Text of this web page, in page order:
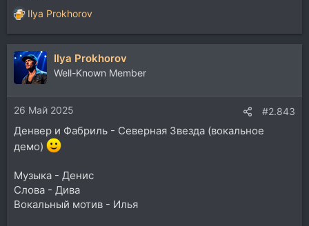
Р
е
а
к
ц
и
и
:
Ilya Prokhorov
Ilya Prokhorov
Well-Known Member
26 Май 2025 #2.843
Денвер и Фабриль - Северная Звезда (вокальное
демо)
Музыка - Денис
Слова - Дива
Вокальный мотив - Илья